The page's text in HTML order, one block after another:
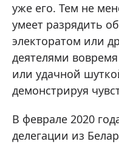
уже его. Тем не
умеет разрядить
электоратом или
деятелями
или удачной
демонстрируя
В феврале 2020
делегации из